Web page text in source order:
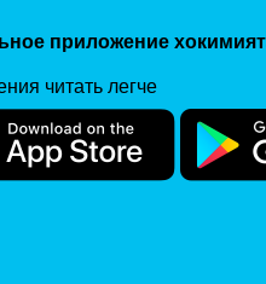
приложение
читать легче